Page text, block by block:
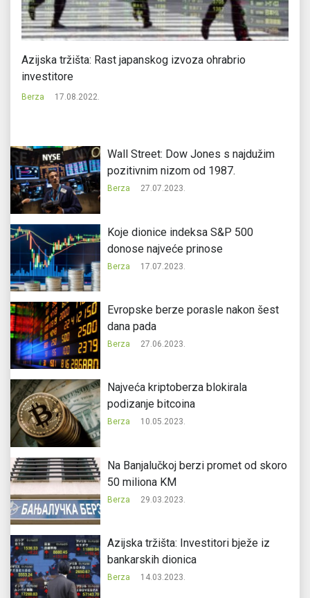
Azijska tržišta: Rast japanskog izvoza ohrabrio
investitore
Berza 17.08.2022.
Wall Street: Dow Jones s najdužim
pozitivnim nizom od 1987.
Berza 27.07.2023.
Koje dionice indeksa S&P 500
donose najveće prinose
Berza 17.07.2023.
Evropske berze porasle nakon šest
dana pada
Berza 27.06.2023.
Najveća kriptoberza blokirala
podizanje bitcoina
Berza 10.05.2023.
Na Banjalučkoj berzi promet od skoro
50 miliona KM
Berza 29.03.2023.
Azijska tržišta: Investitori bježe iz
bankarskih dionica
Berza 14.03.2023.